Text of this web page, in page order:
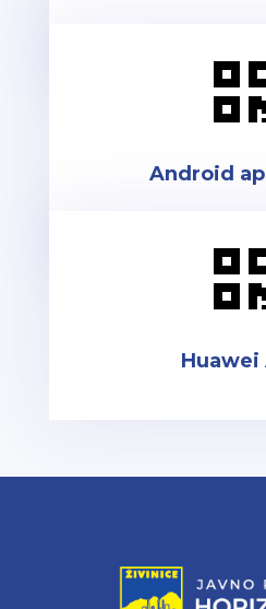
Android
Huawei